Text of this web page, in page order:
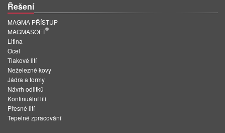
EN
MAGMA Korea
KO
Řešení
MAGMA PŘÍSTUP
MAGMASOFT
®
Litina
Ocel
Tlakové lití
Neželezné kovy
Jádra a formy
Návrh odlitků
Kontinuální lití
Přesné lití
Tepelné zpracování